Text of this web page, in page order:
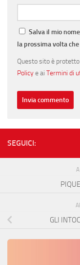
Salva il mio
la prossima volta
Questo sito è protetto
Policye ai Termini di
SEGUICI:
GLI